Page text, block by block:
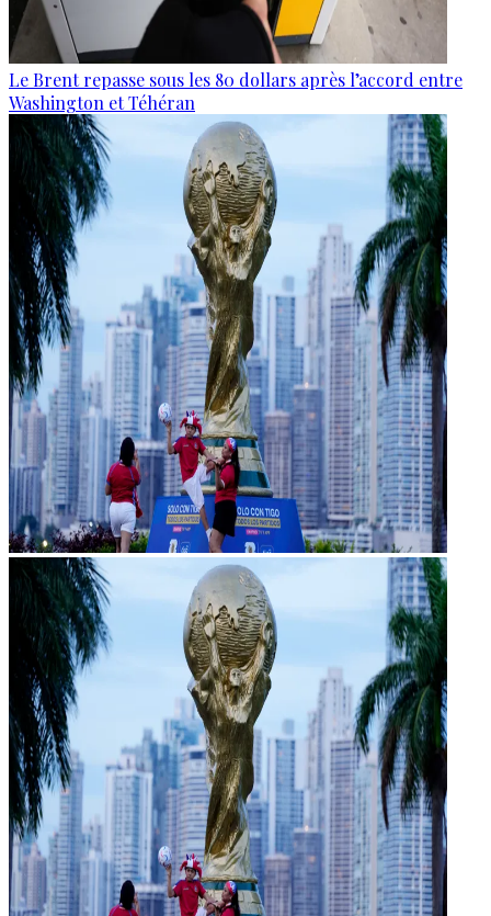
Le Brent repasse sous les 80 dollars après l’accord entre
Washington et Téhéran